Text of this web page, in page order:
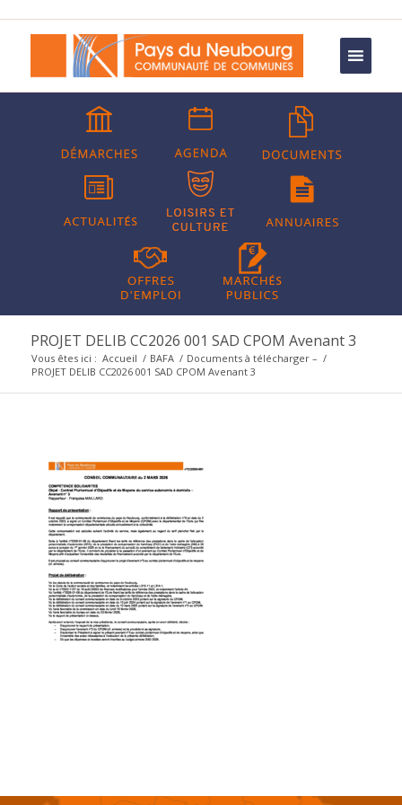
PROJET DELIB CC2026 001 SAD CPOM Avenant 3
Vous êtes ici : Accueil / BAFA / Documents à télécharger – /
PROJET DELIB CC2026 001 SAD CPOM Avenant 3